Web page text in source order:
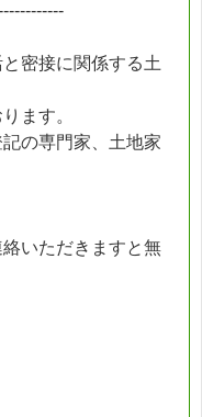
密接に関係する土
ます。
の専門家、土地家
いただきますと無